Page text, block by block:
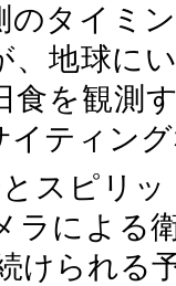
のタイミ
、地球に
食を観測
ティン
スピリ
ラによる
けられる